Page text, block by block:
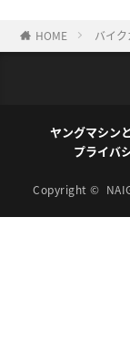
HOME バイ
ヤングマシン
プライバ
Copyright ©